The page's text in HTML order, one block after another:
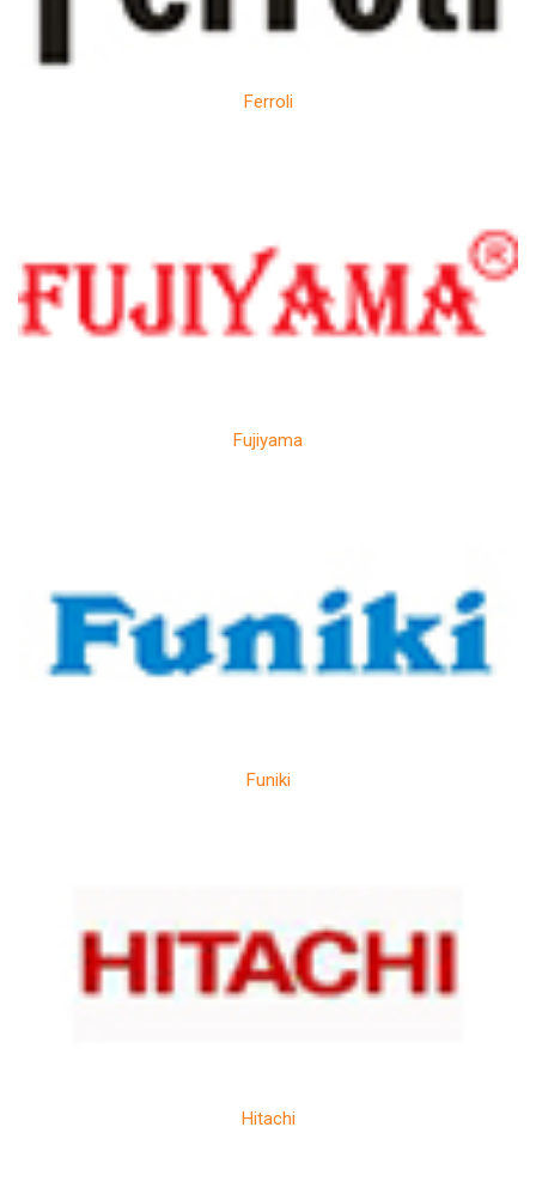
Ferroli
Fujiyama
Funiki
Hitachi